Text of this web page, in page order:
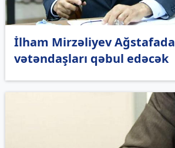
İlham Mirzəliyev Ağstafada
vətəndaşları qəbul edəcək